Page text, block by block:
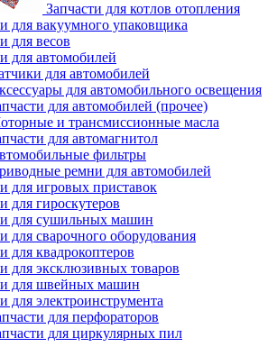
Запчасти для котлов отопления
для вакуумного упаковщика
для весов
для автомобилей
для автомобилей
для автомобильного освещения
для автомобилей (прочее)
и трансмиссионные масла
для автомагнитол
фильтры
ремни для автомобилей
для игровых приставок
для гироскутеров
для сушильных машин
для сварочного оборудования
для квадрокоптеров
для эксклюзивных товаров
для швейных машин
для электроинструмента
для перфораторов
для циркулярных пил